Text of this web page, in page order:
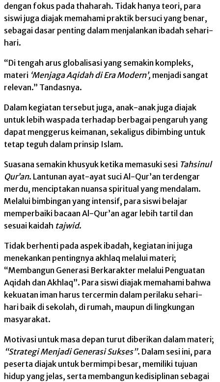
dengan fokus pada thaharah. Tidak hanya teori, para
siswi juga diajak memahami praktik bersuci yang benar,
sebagai dasar penting dalam menjalankan ibadah sehari-
hari.
“Di tengah arus globalisasi yang semakin kompleks,
materi ‘Menjaga Aqidah di Era Modern’, menjadi sangat
relevan.” Tandasnya.
Dalam kegiatan tersebut juga, anak-anak juga diajak
untuk lebih waspada terhadap berbagai pengaruh yang
dapat menggerus keimanan, sekaligus dibimbing untuk
tetap teguh dalam prinsip Islam.
Suasana semakin khusyuk ketika memasuki sesi Tahsinul
Qur’an. Lantunan ayat-ayat suci Al-Qur’an terdengar
merdu, menciptakan nuansa spiritual yang mendalam.
Melalui bimbingan yang intensif, para siswi belajar
memperbaiki bacaan Al-Qur’an agar lebih tartil dan
sesuai kaidah tajwid.
Tidak berhenti pada aspek ibadah, kegiatan ini juga
menekankan pentingnya akhlaq melalui materi;
“Membangun Generasi Berkarakter melalui Penguatan
Aqidah dan Akhlaq”. Para siswi diajak memahami bahwa
kekuatan iman harus tercermin dalam perilaku sehari-
hari baik di sekolah, di rumah, maupun di lingkungan
masyarakat.
Motivasi untuk masa depan turut diberikan dalam materi;
“Strategi Menjadi Generasi Sukses”. Dalam sesi ini, para
peserta diajak untuk bermimpi besar, memiliki tujuan
hidup yang jelas, serta membangun kedisiplinan sebagai